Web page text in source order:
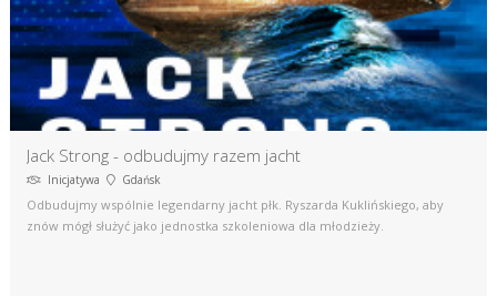
Jack Strong - odbudujmy razem jacht
Inicjatywa Gdańsk
Odbudujmy wspólnie legendarny jacht płk. Ryszarda Kuklińskiego, aby
znów mógł służyć jako jednostka szkoleniowa dla młodzieży.